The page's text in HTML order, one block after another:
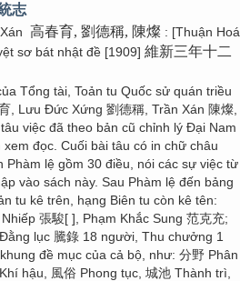
志
高春育, 劉德稱, 陳燦 : [Thuận Hoá
sơ bát nhật đề [1909] 維新三年十二
Tổng tài, Toản tu Quốc sử quán triều
, Lưu Đức Xứng 劉德稱, Trần Xán 陳燦,
việc đã theo bản cũ chỉnh lý Đại Nam
đọc. Cuối bài tâu có in chữ châu
Phàm lệ gồm 30 điều, nói các sự việc từ
vào sách này. Sau Phàm lệ đến bảng
tu kê trên, hạng Biên tu còn kê tên:
張駿[ ], Phạm Khắc Sung 范克充;
lục 騰錄 18 người, Thu chưởng 1
đề mục của cả bộ, như: 分野 Phân
hậu, 風俗 Phong tục, 城池 Thành trì,